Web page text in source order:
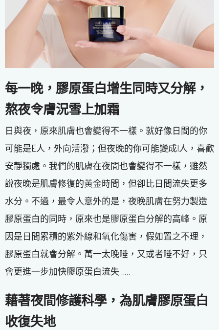
每一晚，膠原蛋白增生同時又分解，
熬夜令膚況雪上加霜
日與夜，原來肌膚也會變得不一樣。就好像日間的你
可能是E人，外向活潑；但夜晚的你可能變成I人，喜歡
安靜獨處。我們的肌膚在夜間也會變得不一樣，雖然
說夜晚是肌膚修復的黃金時間，但卻比日間流失更多
水分。不過，最令人意外的是，夜晚肌膚在努力製造
膠原蛋白的同時，原來也是膠原蛋白分解的高峰。原
因是日間累積的紫外線和氧化傷害，假如置之不理，
膠原蛋白就會分解。萬一太晚睡，又或者睡不好，只
會更進一步加快膠原蛋白流失……
藉著夜間修護科學，為肌膚膠原蛋白
收復失地